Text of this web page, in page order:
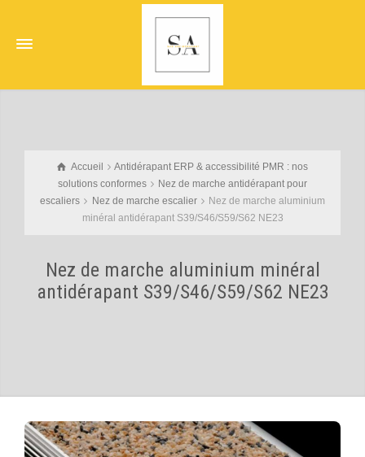
Accueil
Antidérapant ERP & accessibilité PMR : nos
solutions conformes
Nez de marche antidérapant pour
escaliers
Nez de marche escalier
Nez de marche aluminium
minéral antidérapant S39/S46/S59/S62 NE23
Nez de marche aluminium minéral
antidérapant S39/S46/S59/S62 NE23